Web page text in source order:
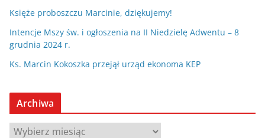
Księże proboszczu Marcinie, dziękujemy!
Intencje Mszy św. i ogłoszenia na II Niedzielę Adwentu – 8
grudnia 2024 r.
Ks. Marcin Kokoszka przejął urząd ekonoma KEP
Archiwa
A